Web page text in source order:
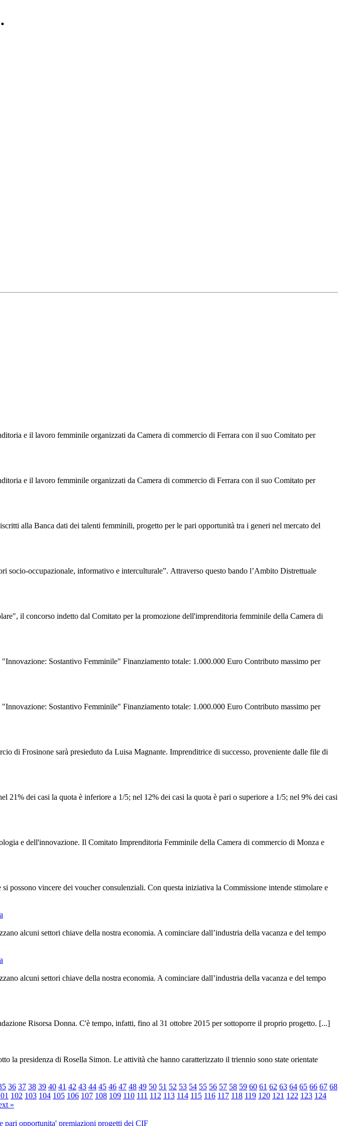
e il lavoro femminile organizzati da Camera di commercio di Ferrara con il suo Comitato per
e il lavoro femminile organizzati da Camera di commercio di Ferrara con il suo Comitato per
alla Banca dati dei talenti femminili, progetto per le pari opportunità tra i generi nel mercato del
occupazionale, informativo e interculturale”. Attraverso questo bando l’Ambito Distrettuale
il concorso indetto dal Comitato per la promozione dell'imprenditoria femminile della Camera di
Sostantivo Femminile" Finanziamento totale: 1.000.000 Euro Contributo massimo per
Sostantivo Femminile" Finanziamento totale: 1.000.000 Euro Contributo massimo per
di Frosinone sarà presieduto da Luisa Magnante. Imprenditrice di successo, proveniente dalle file di
21% dei casi la quota è inferiore a 1/5; nel 12% dei casi la quota è pari o superiore a 1/5; nel 9% dei casi
e dell'innovazione. Il Comitato Imprenditoria Femminile della Camera di commercio di Monza e
possono vincere dei voucher consulenziali. Con questa iniziativa la Commissione intende stimolare e
alcuni settori chiave della nostra economia. A cominciare dall’industria della vacanza e del tempo
alcuni settori chiave della nostra economia. A cominciare dall’industria della vacanza e del tempo
Risorsa Donna. C'è tempo, infatti, fino al 31 ottobre 2015 per sottoporre il proprio progetto. [...]
la presidenza di Rosella Simon. Le attività che hanno caratterizzato il triennio sono state orientate
36 37 38 39 40 41 42 43 44 45 46 47 48 49 50 51 52 53 54 55 56 57 58 59 60 61 62 63 64 65 66 67 68
102 103 104 105 106 107 108 109 110 111 112 113 114 115 116 117 118 119 120 121 122 123 124
»
pari opportunita' premiazioni progetti dei CIF